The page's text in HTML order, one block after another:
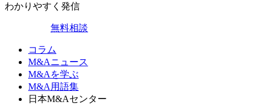
わかりやすく発信
無料相談
コラム
M&Aニュース
M&Aを学ぶ
M&A用語集
日本M&Aセンター